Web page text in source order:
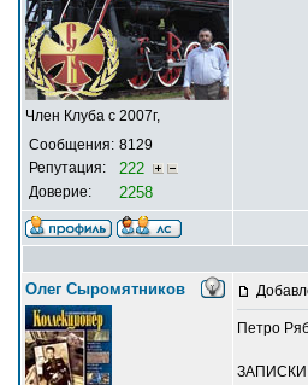
Член Клуба с 2007г,
Сообщения: 8129
Репутация:
222
Доверие: 2258
Олег Сыромятников
Петро